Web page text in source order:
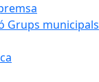
Grups municipals